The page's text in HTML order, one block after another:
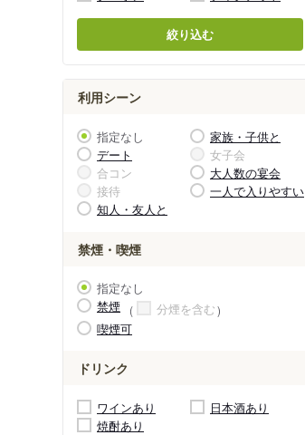
絞り込む
利用シーン
指定なし
家族・子供と
デート
女子会
合コン
大人数の宴会
接待
一人で入りやすい
知人・友人と
禁煙・喫煙
指定なし
禁煙
分煙を含む
喫煙可
ドリンク
ワインあり
日本酒あり
焼酎あり